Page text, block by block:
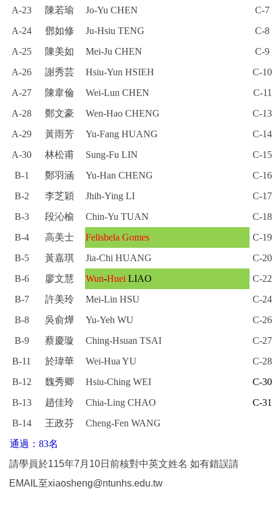
A-23
陳若瑜 Jo-Yu CHEN
C-7
A-24
鄧如修 Ju-Hsiu TENG
C-8
A-25
陳美如 Mei-Ju CHEN
C-9
A-26
謝秀芸 Hsiu-Yun HSIEH
C-10
A-27
陳韋倫 Wei-Lun CHEN
C-11
A-28
鄭文豪 Wen-Hao CHENG
C-13
A-29
黃雨芳 Yu-Fang HUANG
C-14
A-30
林松甫 Sung-Fu LIN
C-15
B-1
鄭羽涵 Yu-Han CHENG
C-16
B-2
李芝穎 Jhih-Ying LI
C-17
B-3
段沁榆 Chin-Yu TUAN
C-18
B-4
高美士 Felisbela Gomes
C-19
B-5
黃嘉琪 Jia-Chi HUANG
C-20
B-6
廖文慧 Wun-Huei LIAO
C-22
B-7
許美玲 Mei-Lin HSU
C-24
B-8
吳俞燁 Yu-Yeh WU
C-26
B-9
蔡慶璇 Ching-Hsuan TSAI
C-27
B-11
於瑋華 Wei-Hua YU
C-28
B-12
魏秀卿 Hsiu-Ching WEI
C-30
B-13
趙佳玲 Chia-Ling CHAO
C-31
B-14
王政芬
Cheng-Fen WANG
通過：83名
請學員於115年7月10日前核對中英文姓名 如有錯誤請
EMAIL至xiaosheng@ntunhs.edu.tw